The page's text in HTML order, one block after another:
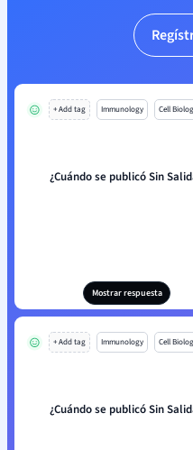
+ Add tag Immunology Cell
¿Cuándo se publicó Sin
Mostrar respuesta
+ Add tag Immunology Cell
¿Cuándo se publicó Sin